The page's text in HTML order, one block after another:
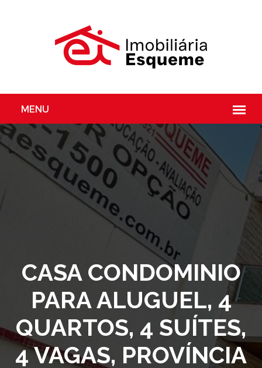
CASA CONDOMINIO
PARA ALUGUEL, 4
QUARTOS, 4 SUÍTES,
4 VAGAS, PROVÍNCIA